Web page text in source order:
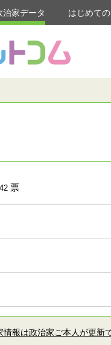
治家データ はじめて
票
報は政治家ご本人が更新